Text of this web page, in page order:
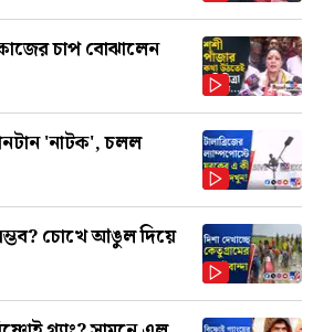
চাপ বোঝালেন
'নাটক', চলল
চোখে আঙুল দিয়ে